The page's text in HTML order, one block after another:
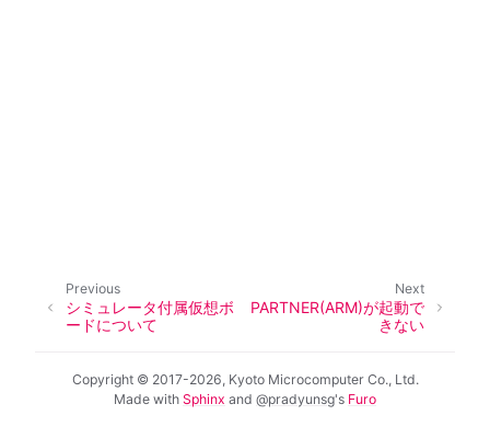
Next
PARTNER(ARM)が起動で
きない
Previous
シミュレータ付属仮想ボ
ードについて
Copyright © 2017-2026, Kyoto Microcomputer Co., Ltd.
Made with Sphinx and @pradyunsg's Furo